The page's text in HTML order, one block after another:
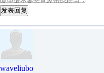
发表回复
waveliubo